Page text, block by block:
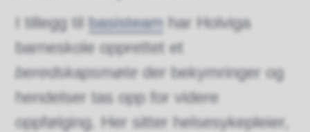
I tillegg til basisteam har Holviga
barneskole opprettet et
beredskapsmøteder bekymringer og
hendelser tas opp for videre
oppfølging. Her sitter helsesykepleier,